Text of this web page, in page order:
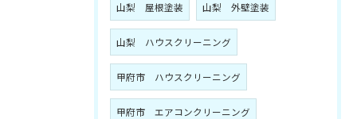
山梨 屋根塗装 山梨 外壁塗装
山梨 ハウスクリーニング
甲府市 ハウスクリーニング
甲府市 エアコンクリーニング